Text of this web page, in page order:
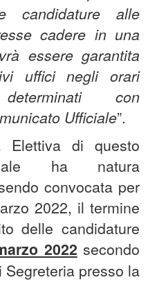
candidature alle
cadere in una
essere garantita
uffici negli orari
determinati con
Ufficiale”.
Elettiva di questo
ha natura
convocata per
2022, il termine
delle candidature
2022 secondo
Segreteria presso la